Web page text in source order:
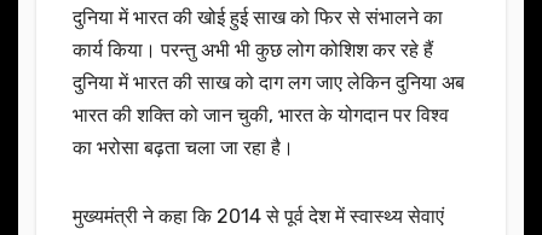
दुनिया में भारत की खोई हुई साख को फिर से संभालने का
कार्य किया। परन्तु अभी भी कुछ लोग कोशिश कर रहे हैं
दुनिया में भारत की साख को दाग लग जाए लेकिन दुनिया अब
भारत की शक्ति को जान चुकी, भारत के योगदान पर विश्व
का भरोसा बढ़ता चला जा रहा है।
मुख्यमंत्री ने कहा कि 2014 से पूर्व देश में स्वास्थ्य सेवाएं